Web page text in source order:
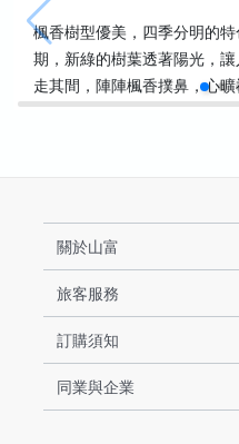
楓香樹型優美，四季分明的
期，新綠的樹葉透著陽光，
走其間，陣陣楓香撲鼻，心
關於山富
旅客服務
訂購須知
同業與企業